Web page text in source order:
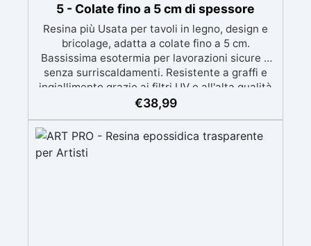
5 - Colate fino a 5 cm di spessore
Resina più Usata per tavoli in legno, design e
bricolage, adatta a colate fino a 5 cm.
Bassissima esotermia per lavorazioni sicure e
senza surriscaldamenti. Resistente a graffi e
ingiallimento grazie ai filtri UV e all'alta qualità
meccanica. Bassa viscosità per eliminare bolle
BPA/VOC free e certificata per il contatto
prolungato con la pelle.
€38,99